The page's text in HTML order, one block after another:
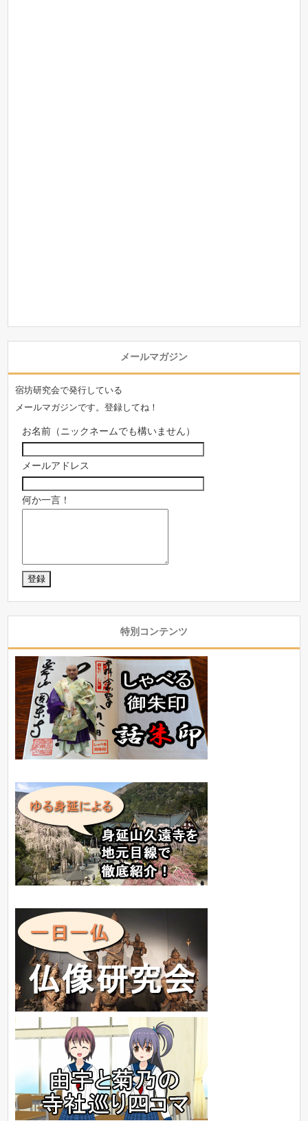
メールマガジン
宿坊研究会で発行している
メールマガジンです。登録してね！
お名前（ニックネームでも構いません）
メールアドレス
何か一言！
特別コンテンツ